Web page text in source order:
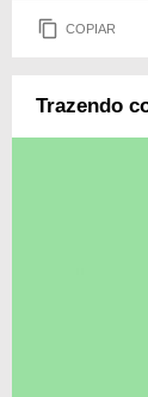
COPIAR
Trazendo